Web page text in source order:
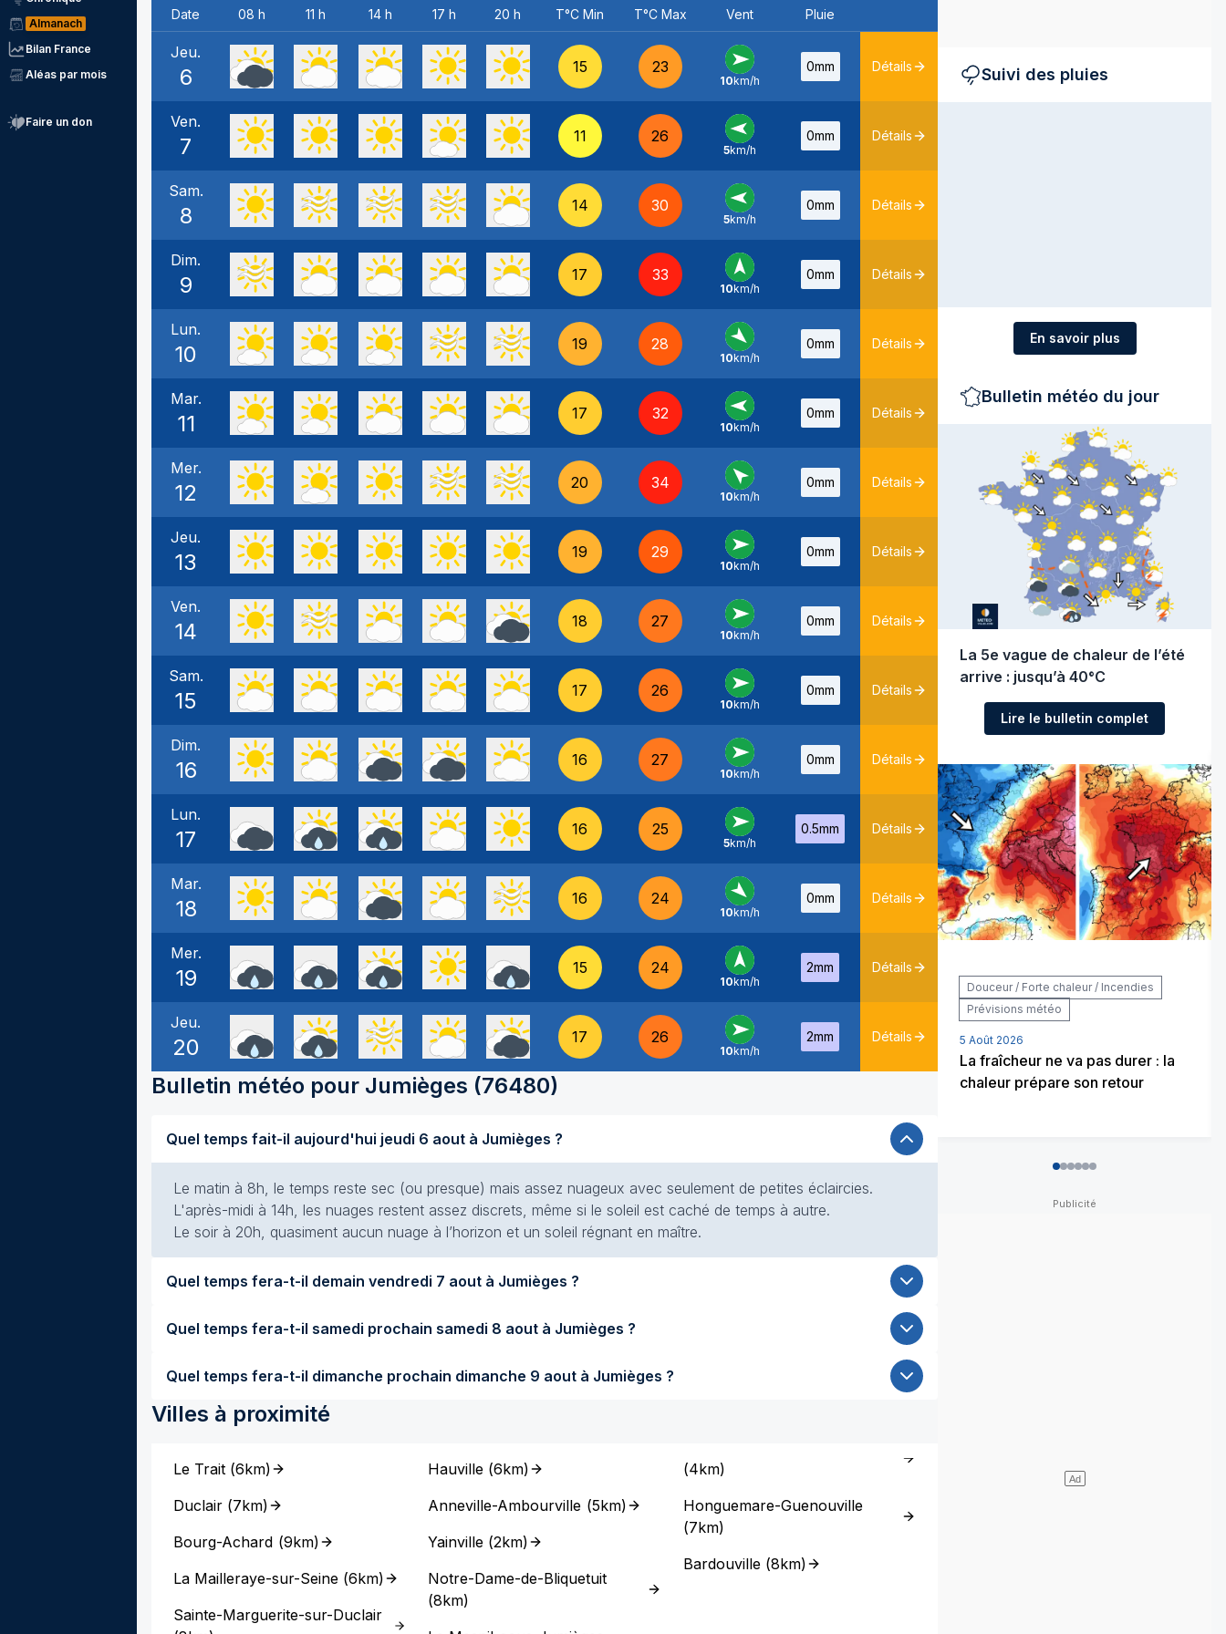
Almanach
Bilan France
Aléas par mois
Faire un don
Date 08 h 11 h 14 h 17 h 20 h T°C Min T°C Max Vent Pluie
Jeu.
6 15 23
O -
10km/h
0mm Détails
Ven.
7 11 26
E -
5km/h
0mm Détails
Sam.
8 14 30
E -
5km/h
0mm Détails
Dim.
9 17 33
S -
10km/h
0mm Détails
Lun.
10 19 28
NO -
10km/h
0mm Détails
Mar.
11 17 32
E -
10km/h
0mm Détails
Mer.
12 20 34
SE -
10km/h
0mm Détails
Jeu.
13 19 29
O -
10km/h
0mm Détails
Ven.
14 18 27
O -
10km/h
0mm Détails
Sam.
15 17 26
O -
10km/h
0mm Détails
Dim.
16 16 27
O -
10km/h
0mm Détails
Lun.
17 16 25
O -
5km/h
0.5mm Détails
Mar.
18 16 24
NO -
10km/h
0mm Détails
Mer.
19 15 24
S -
10km/h
2mm Détails
Jeu.
20 17 26
O -
10km/h
2mm Détails
Bulletin météo pour Jumièges (76480)
Quel temps fait-il aujourd'hui jeudi 6 aout à Jumièges ?
Le matin à 8h, le temps reste sec (ou presque) mais assez nuageux avec seulement de petites éclaircies.
L'après-midi à 14h, les nuages restent assez discrets, même si le soleil est caché de temps à autre.
Le soir à 20h, quasiment aucun nuage à l’horizon et un soleil régnant en maître.
Quel temps fera-t-il demain vendredi 7 aout à Jumièges ?
Quel temps fera-t-il samedi prochain samedi 8 aout à Jumièges ?
Quel temps fera-t-il dimanche prochain dimanche 9 aout à Jumièges ?
Villes à proximité
Le Trait (6km)
Duclair (7km)
Bourg-Achard (9km)
La Mailleraye-sur-Seine (6km)
Sainte-Marguerite-sur-Duclair
Hauville (6km)
Anneville-Ambourville (5km)
Yainville (2km)
Notre-Dame-de-Bliquetuit
(8km)
(4km)
Honguemare-Guenouville
(7km)
Bardouville(8km)
Suivi des pluies
En savoir plus
Bulletin météo du jour
La 5e vague de chaleur de l’été
arrive : jusqu’à 40°C
Lire le bulletin complet
Douceur / Forte chaleur / Incendies
Prévisions météo
5 Août 2026
La fraîcheur ne va pas durer : la
chaleur prépare son retour